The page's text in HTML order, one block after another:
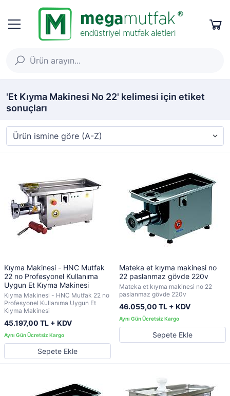
'Et Kıyma Makinesi No 22' kelimesi için etiket
sonuçları
Kıyma Makinesi - HNC Mutfak
22 no Profesyonel Kullanıma
Uygun Et Kıyma Makinesi
Kıyma Makinesi - HNC Mutfak 22 no
Profesyonel Kullanıma Uygun Et
Kıyma Makinesi
45.197,00 TL + KDV
Sepete Ekle
Mateka et kıyma makinesi no
22 paslanmaz gövde 220v
Mateka et kıyma makinesi no 22
paslanmaz gövde 220v
46.055,00 TL + KDV
Sepete Ekle